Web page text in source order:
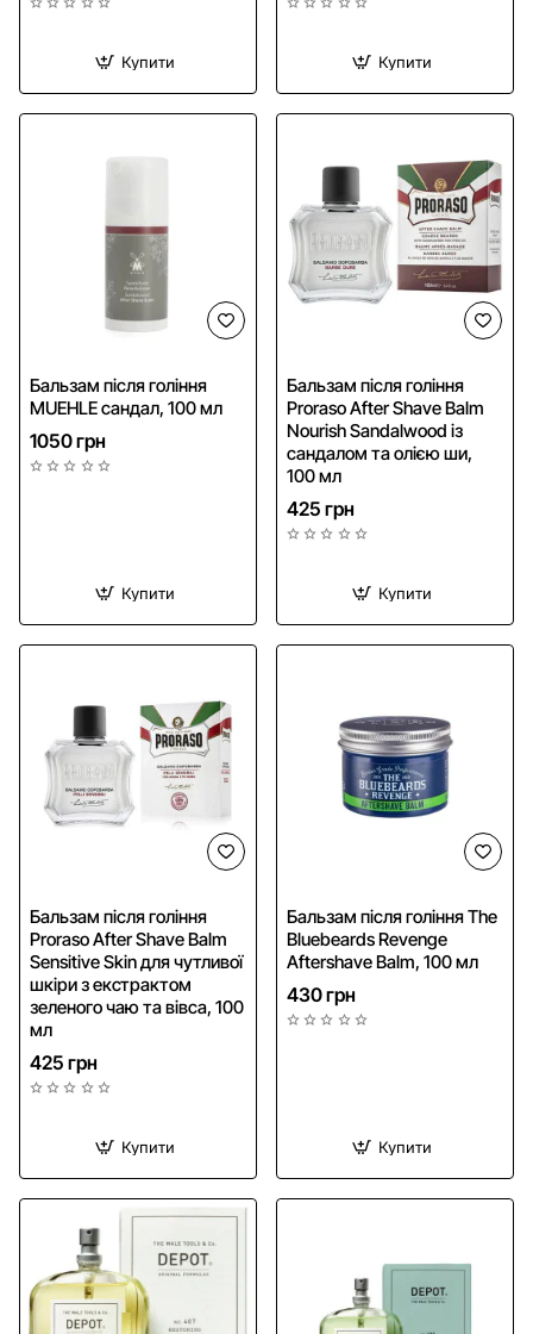
Купити Купити
Бальзам після гоління
MUEHLE сандал, 100 мл
1050 грн
Купити
Бальзам після гоління
Proraso After Shave Balm
Nourish Sandalwood із
сандалом та олією ши,
100 мл
425 грн
Купити
Бальзам після гоління
Proraso After Shave Balm
Sensitive Skin для чутливої
шкіри з екстрактом
зеленого чаю та вівса, 100
мл
425 грн
Купити
Бальзам після гоління The
Bluebeards Revenge
Aftershave Balm, 100 мл
430 грн
Купити